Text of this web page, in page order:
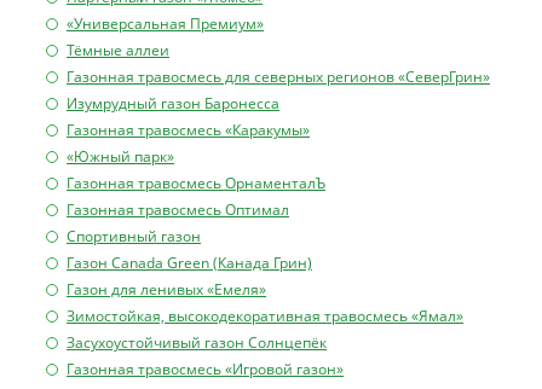
«Универсальная Премиум»
Тёмные аллеи
Газонная травосмесь для северных регионов «СеверГрин»
Изумрудный газон Баронесса
Газонная травосмесь «Каракумы»
«Южный парк»
Газонная травосмесь ОрнаменталЪ
Газонная травосмесь Оптимал
Спортивный газон
Газон Canada Green (Канада Грин)
Газон для ленивых «Емеля»
Зимостойкая, высокодекоративная травосмесь «Ямал»
Засухоустойчивый газон Солнцепёк
Газонная травосмесь «Игровой газон»